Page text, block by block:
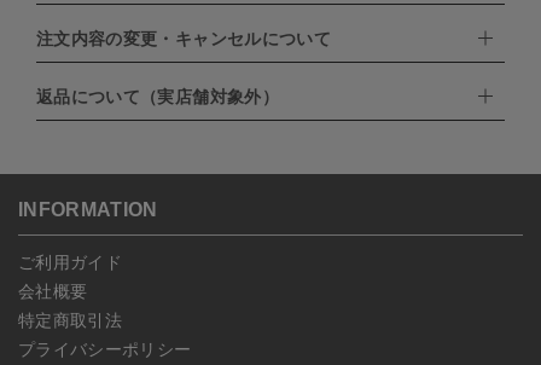
・クレジットカード（VISA,mastercard,JCB,AMERICAN
EXPRESS,Diners Club）
・PayPay
・NP後払い
配達業者：日本郵便
北海道：1,400円
沖縄：1,400円
注文内容の変更・キャンセルについて
ご注文日当日から翌日のAM9:00までにご連絡頂いた場合はキャン
セルは可能です。
ンセルしていただいた後、ご希望の商品のみ再度ご注文お願いしま
予約商品など一部キャンセルが出来ない場合がございます。あらか
じめご了承ください。
返品について（実店舗対象外）
こちらよりご依頼ください。
INFORMATION
ご利用ガイド
会社概要
特定商取引法
プライバシーポリシー